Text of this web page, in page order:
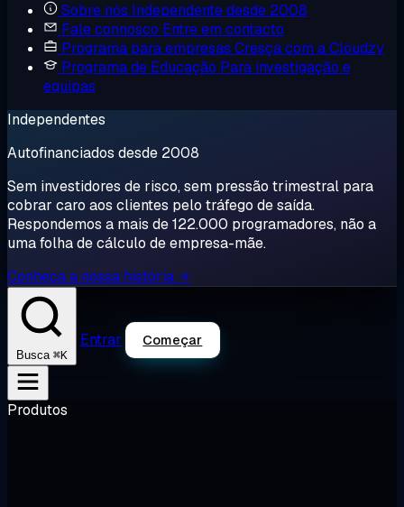
Sobre nós Independente desde 2008
Fale connosco Entre em contacto
Programa para empresas Cresça com a Cloudzy
Programa de Educação Para investigação e
equipas
Independentes
Autofinanciados desde 2008
Sem investidores de risco, sem pressão trimestral para
cobrar caro aos clientes pelo tráfego de saída.
Respondemos a mais de 122.000 programadores, não a
uma folha de cálculo de empresa-mãe.
Conheça a nossa história →
Busca ⌘K
Entrar Começar
Produtos